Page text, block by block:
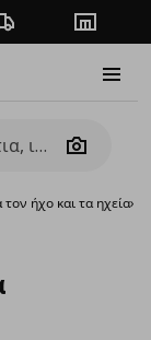
Πορεία παραγγελίας
Camera
τον ήχο και τα ηχεία›